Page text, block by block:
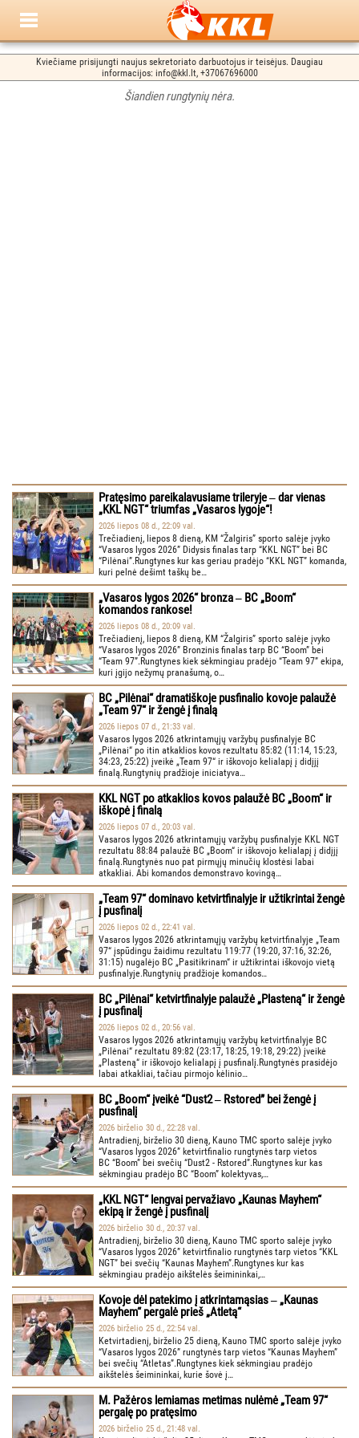
Kviečiame prisijungti naujus sekretoriato darbuotojus ir teisėjus. Daugiau
informacijos: info@kkl.lt, +37067696000
Šiandien rungtynių nėra.
Pratęsimo pareikalavusiame trileryje ‒ dar vienas
„KKL NGT“ triumfas „Vasaros lygoje“!
2026 liepos 08 d., 22:09 val.
Trečiadienį, liepos 8 dieną, KM “Žalgiris” sporto salėje įvyko
“Vasaros lygos 2026” Didysis finalas tarp “KKL NGT” bei BC
“Pilėnai”.Rungtynes kur kas geriau pradėjo “KKL NGT” komanda,
kuri pelnė dešimt taškų be…
„Vasaros lygos 2026“ bronza ‒ BC „Boom“
komandos rankose!
2026 liepos 08 d., 20:09 val.
Trečiadienį, liepos 8 dieną, KM “Žalgiris” sporto salėje įvyko
“Vasaros lygos 2026” Bronzinis finalas tarp BC “Boom” bei
“Team 97”.Rungtynes kiek sėkmingiau pradėjo “Team 97” ekipa,
kuri įgijo nežymų pranašumą, o…
BC „Pilėnai“ dramatiškoje pusfinalio kovoje palaužė
„Team 97“ ir žengė į finalą
2026 liepos 07 d., 21:33 val.
Vasaros lygos 2026 atkrintamųjų varžybų pusfinalyje BC
„Pilėnai“ po itin atkaklios kovos rezultatu 85:82 (11:14, 15:23,
34:23, 25:22) įveikė „Team 97“ ir iškovojo kelialapį į didįjį
finalą.Rungtynių pradžioje iniciatyva…
KKL NGT po atkaklios kovos palaužė BC „Boom“ ir
iškopė į finalą
2026 liepos 07 d., 20:03 val.
Vasaros lygos 2026 atkrintamųjų varžybų pusfinalyje KKL NGT
rezultatu 88:84 palaužė BC „Boom“ ir iškovojo kelialapį į didįjį
finalą.Rungtynės nuo pat pirmųjų minučių klostėsi labai
atkakliai. Abi komandos demonstravo kovingą…
„Team 97“ dominavo ketvirtfinalyje ir užtikrintai žengė
į pusfinalį
2026 liepos 02 d., 22:41 val.
Vasaros lygos 2026 atkrintamųjų varžybų ketvirtfinalyje „Team
97“ įspūdingu žaidimu rezultatu 119:77 (19:20, 37:16, 32:26,
31:15) nugalėjo BC „Pasitikrinam“ ir užtikrintai iškovojo vietą
pusfinalyje.Rungtynių pradžioje komandos…
BC „Pilėnai“ ketvirtfinalyje palaužė „Plasteną“ ir žengė
į pusfinalį
2026 liepos 02 d., 20:56 val.
Vasaros lygos 2026 atkrintamųjų varžybų ketvirtfinalyje BC
„Pilėnai“ rezultatu 89:82 (23:17, 18:25, 19:18, 29:22) įveikė
„Plasteną“ ir iškovojo kelialapį į pusfinalį.Rungtynės prasidėjo
labai atkakliai, tačiau pirmojo kėlinio…
BC „Boom“ įveikė “Dust2 ‒ Rstored” bei žengė į
pusfinalį
2026 birželio 30 d., 22:28 val.
Antradienį, birželio 30 dieną, Kauno TMC sporto salėje įvyko
“Vasaros lygos 2026” ketvirtfinalio rungtynės tarp vietos
BC “Boom” bei svečių “Dust2 - Rstored”.Rungtynes kur kas
sėkmingiau pradėjo BC “Boom” kolektyvas,…
„KKL NGT“ lengvai pervažiavo „Kaunas Mayhem“
ekipą ir žengė į pusfinalį
2026 birželio 30 d., 20:37 val.
Antradienį, birželio 30 dieną, Kauno TMC sporto salėje įvyko
“Vasaros lygos 2026” ketvirtfinalio rungtynės tarp vietos “KKL
NGT” bei svečių “Kaunas Mayhem”.Rungtynes kur kas
sėkmingiau pradėjo aikštelės šeimininkai,…
Kovoje dėl patekimo į atkrintamąsias ‒ „Kaunas
Mayhem“ pergalė prieš „Atletą“
2026 birželio 25 d., 22:54 val.
Ketvirtadienį, birželio 25 dieną, Kauno TMC sporto salėje įvyko
“Vasaros lygos 2026” rungtynės tarp vietos “Kaunas Mayhem”
bei svečių “Atletas”.Rungtynes kiek sėkmingiau pradėjo
aikštelės šeimininkai, kurie šovė į…
M. Pažėros lemiamas metimas nulėmė „Team 97“
pergalę po pratęsimo
2026 birželio 25 d., 21:48 val.